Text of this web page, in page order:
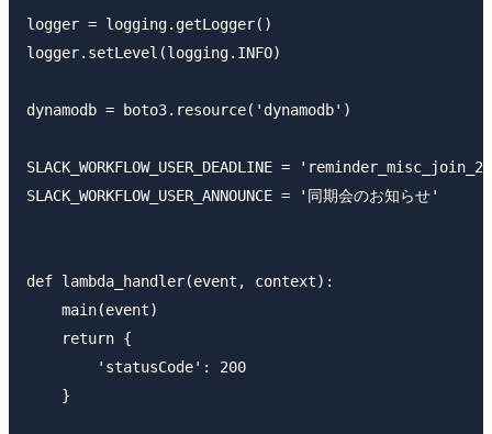
logger = logging.getLogger()
logger.setLevel(logging.INFO)
dynamodb = boto3.resource('dynamodb')
SLACK_WORKFLOW_USER_DEADLINE =
SLACK_WORKFLOW_USER_ANNOUNCE = '同期会のお知らせ'
def lambda_handler(event, context):
    main(event)
    return {
        'statusCode': 200
    }